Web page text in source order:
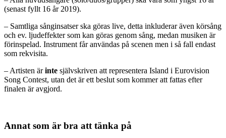
(senast fyllt 16 år 2019).
– Samtliga sånginsatser ska göras live, detta inkluderar även körsång
och ev. ljudeffekter som kan göras genom sång, medan musiken är
förinspelad. Instrument får användas på scenen men i så fall endast
som rekvisita.
– Artisten ärinte självskriven att representera Island i Eurovision
Song Contest, utan det är ett beslut som kommer att fattas efter
finalen är avgjord.
Annat som är bra att tänka på